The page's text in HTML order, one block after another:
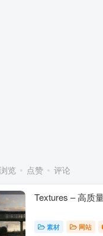
浏览 点赞 评论
Textures – 高质
素材 网站